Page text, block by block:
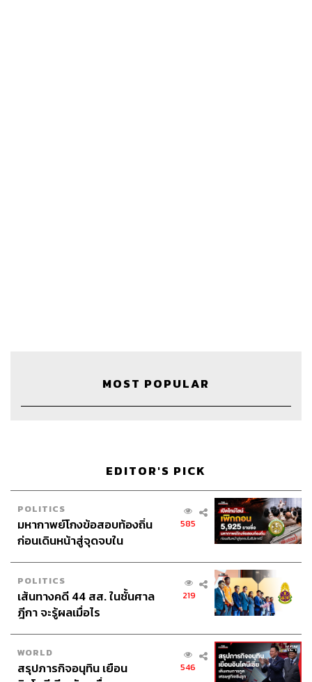
สมิตา พงษ์ไพบูลย์
Sound Recording Engineer
กฤตพล จียะเกียรติ
Art Directorฉัตรชัย เฉยชิต
Channel Team Lead
Social Video Creator
พฤกษา แซ่เต็ง
Online Community Adminสิรินยา เจษฎาพงศ์ภักดี
THE STANDARD Shared Service Department
MOST POPULAR
EDITOR'S PICK
POLITICS
มหากาพย์โกงข้อสอบท้องถิ่น
ก่อนเดินหน้าสู่จุดจบใน
585
POLITICS
เส้นทางคดี 44 สส. ในชั้นศาล
ฎีกา จะรู้ผลเมื่อไร
219
WORLD
สรุปภารกิจอนุทิน เยือน
546